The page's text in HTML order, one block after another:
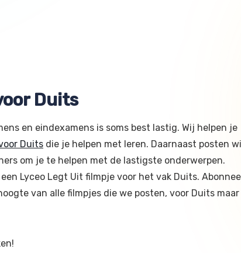
Duits
en eindexamens is soms best lastig. Wij helpen je
Duits die je helpen met leren. Daarnaast posten
om je te helpen met de lastigste onderwerpen.
Lyceo Legt Uit filmpje voor het vak Duits.
van alle filmpjes die we posten, voor Duits maar